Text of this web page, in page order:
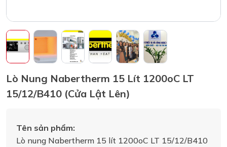
Lò Nung Nabertherm 15 Lít 1200oC LT
15/12/B410 (cửa Lật Lên)
Tên sản phẩm:
Lò nung Nabertherm 15 lít 1200oC LT 15/12/B410